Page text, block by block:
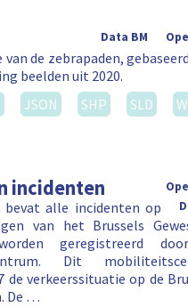
Data BM
de zebrapaden,
beelden uit 2020.
JSON SHP SLD
incidenten
bevat alle incidenten op
van het Brussels
geregistreerd
Dit
verkeerssituatie op de
De …